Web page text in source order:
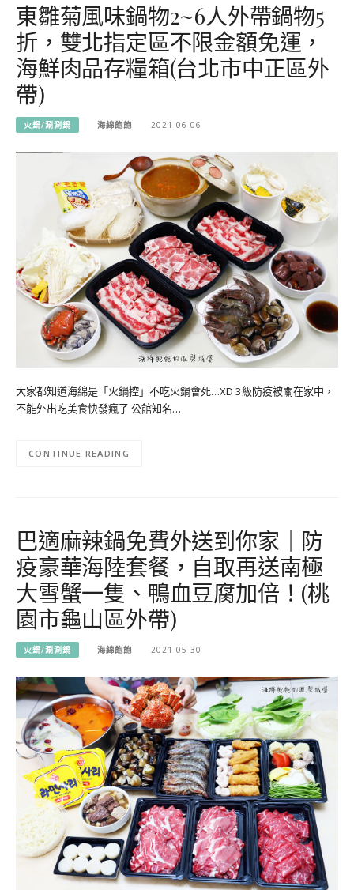
東雛菊風味鍋物2~6人外帶鍋物5
折，雙北指定區不限金額免運，
海鮮肉品存糧箱(台北市中正區外
帶)
火鍋/涮涮鍋 海綿飽飽 2021-06-06
大家都知道海綿是「火鍋控」不吃火鍋會死…XD 3級防疫被關在家中，
不能外出吃美食快發瘋了 公館知名…
CONTINUE READING
巴適麻辣鍋免費外送到你家｜防
疫豪華海陸套餐，自取再送南極
大雪蟹一隻、鴨血豆腐加倍！(桃
園市龜山區外帶)
火鍋/涮涮鍋 海綿飽飽 2021-05-30